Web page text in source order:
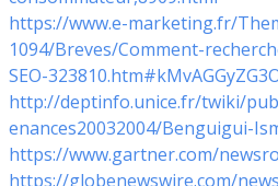
https://www.e-marketing.fr/
1094/Breves/Comment-
SEO-
http://deptinfo.unice.fr/twiki/
enances20032004/Benguigui-
https://www.gartner.com/
https://globenewswire.com/